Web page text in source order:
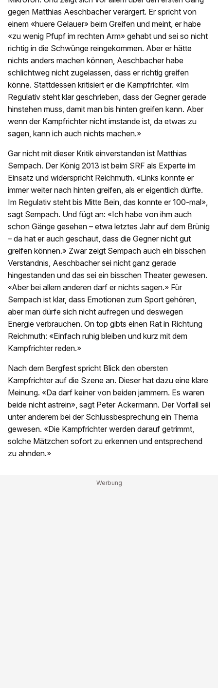
gegen Matthias Aeschbacher verärgert. Er spricht von
einem «huere Gelauer» beim Greifen und meint, er habe
«zu wenig Pfupf im rechten Arm» gehabt und sei so nicht
richtig in die Schwünge reingekommen. Aber er hätte
nichts anders machen können, Aeschbacher habe
schlichtweg nicht zugelassen, dass er richtig greifen
könne. Stattdessen kritisiert er die Kampfrichter. «Im
Regulativ steht klar geschrieben, dass der Gegner gerade
hinstehen muss, damit man bis hinten greifen kann. Aber
wenn der Kampfrichter nicht imstande ist, da etwas zu
sagen, kann ich auch nichts machen.»
Gar nicht mit dieser Kritik einverstanden ist Matthias
Sempach. Der König 2013 ist beim SRF als Experte im
Einsatz und widerspricht Reichmuth. «Links konnte er
immer weiter nach hinten greifen, als er eigentlich dürfte.
Im Regulativ steht bis Mitte Bein, das konnte er 100-mal»,
sagt Sempach. Und fügt an: «Ich habe von ihm auch
schon Gänge gesehen – etwa letztes Jahr auf dem Brünig
– da hat er auch geschaut, dass die Gegner nicht gut
greifen können.» Zwar zeigt Sempach auch ein bisschen
Verständnis, Aeschbacher sei nicht ganz gerade
hingestanden und das sei ein bisschen Theater gewesen.
«Aber bei allem anderen darf er nichts sagen.» Für
Sempach ist klar, dass Emotionen zum Sport gehören,
aber man dürfe sich nicht aufregen und deswegen
Energie verbrauchen. On top gibts einen Rat in Richtung
Reichmuth: «Einfach ruhig bleiben und kurz mit dem
Kampfrichter reden.»
Nach dem Bergfest spricht Blick den obersten
Kampfrichter auf die Szene an. Dieser hat dazu eine klare
Meinung. «Da darf keiner von beiden jammern. Es waren
beide nicht astrein», sagt Peter Ackermann. Der Vorfall sei
unter anderem bei der Schlussbesprechung ein Thema
gewesen. «Die Kampfrichter werden darauf getrimmt,
solche Mätzchen sofort zu erkennen und entsprechend
zu ahnden.»